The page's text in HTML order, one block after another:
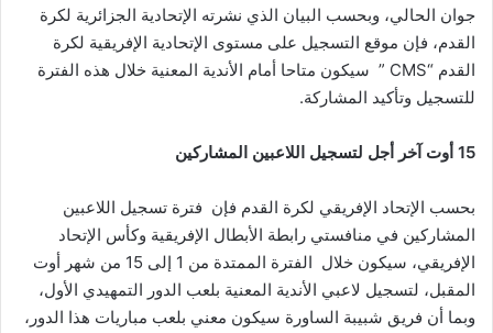
جوان الحالي، وبحسب البيان الذي نشرته الإتحادية الجزائرية لكرة
القدم، فإن موقع التسجيل على مستوى الإتحادية الإفريقية لكرة
القدم “CMS ” سيكون متاحا أمام الأندية المعنية خلال هذه الفترة
للتسجيل وتأكيد المشاركة.
15 أوت آخر أجل لتسجيل اللاعبين المشاركين
بحسب الإتحاد الإفريقي لكرة القدم فإن فترة تسجيل اللاعبين
المشاركين في منافستي رابطة الأبطال الإفريقية وكأس الإتحاد
الإفريقي، سيكون خلال الفترة الممتدة من 1 إلى 15 من شهر أوت
المقبل، لتسجيل لاعبي الأندية المعنية بلعب الدور التمهيدي الأول،
وبما أن فريق شبيبة الساورة سيكون معني بلعب مباريات هذا الدور،